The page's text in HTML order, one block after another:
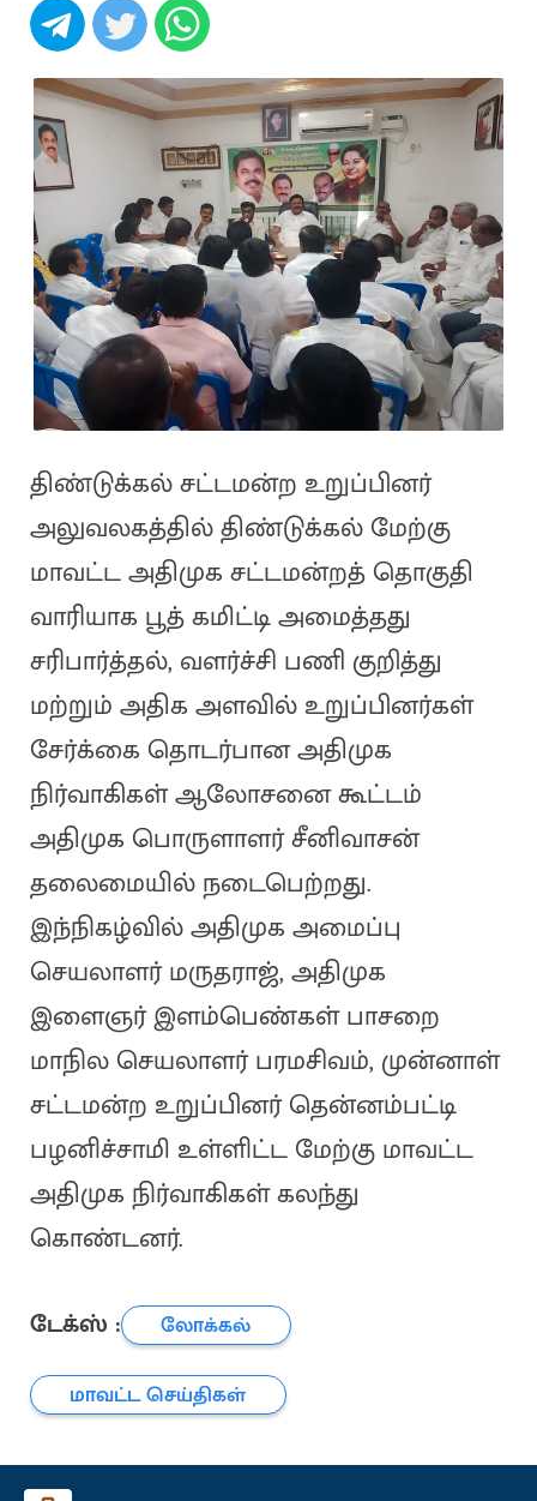
திண்டுக்கல் சட்டமன்ற உறுப்பினர்
அலுவலகத்தில் திண்டுக்கல் மேற்கு
மாவட்ட அதிமுக சட்டமன்றத் தொகுதி
வாரியாக பூத் கமிட்டி அமைத்தது
சரிபார்த்தல், வளர்ச்சி பணி குறித்து
மற்றும் அதிக அளவில் உறுப்பினர்கள்
சேர்க்கை தொடர்பான அதிமுக
நிர்வாகிகள் ஆலோசனை கூட்டம்
அதிமுக பொருளாளர் சீனிவாசன்
தலைமையில் நடைபெற்றது.
இந்நிகழ்வில் அதிமுக அமைப்பு
செயலாளர் மருதராஜ், அதிமுக
இளைஞர் இளம்பெண்கள் பாசறை
மாநில செயலாளர் பரமசிவம், முன்னாள்
சட்டமன்ற உறுப்பினர் தென்னம்பட்டி
பழனிச்சாமி உள்ளிட்ட மேற்கு மாவட்ட
அதிமுக நிர்வாகிகள் கலந்து
கொண்டனர்.
டேக்ஸ் :
லோக்கல்
மாவட்ட செய்திகள்